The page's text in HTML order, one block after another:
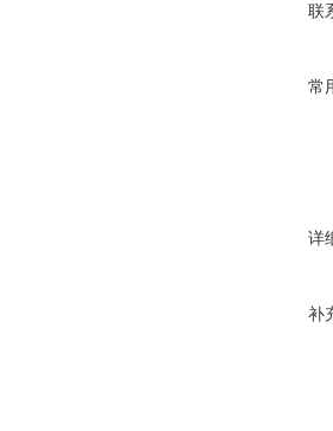
联
常
详
补